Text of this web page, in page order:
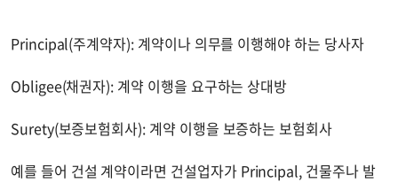
Principal(주계약자): 계약이나 의무를 이행해야 하는 당사자
Obligee(채권자): 계약 이행을 요구하는 상대방
Surety(보증보험회사): 계약 이행을 보증하는 보험회사
예를 들어 건설 계약이라면 건설업자가 Principal, 건물주나 발